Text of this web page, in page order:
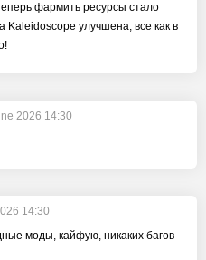
фармить ресурсы стало
Kaleidoscope улучшена, все как в
2026 14:30
14:30
моды, кайфую, никаких багов